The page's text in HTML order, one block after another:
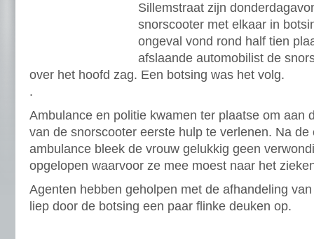
Sillemstraat zijn
snorscooter met elkaar in
ongeval vond rond half tien
afslaande automobilist de
over het hoofd zag. Een botsing was het volg.
.
Ambulance en politie kwamen ter plaatse om aan
van de snorscooter eerste hulp te verlenen. Na de
ambulance bleek de vrouw gelukkig geen
opgelopen waarvoor ze mee moest naar het
Agenten hebben geholpen met de afhandeling
liep door de botsing een paar flinke deuken op.